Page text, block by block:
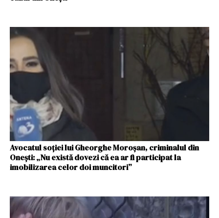
Avocatul soţiei lui Gheorghe Moroșan, criminalul din
Onești: „Nu există dovezi că ea ar fi participat la
imobilizarea celor doi muncitori”